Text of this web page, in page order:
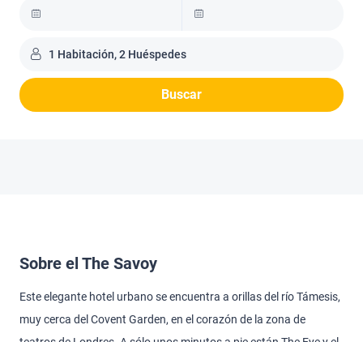
1 Habitación, 2 Huéspedes
Buscar
Sobre el The Savoy
Este elegante hotel urbano se encuentra a orillas del río Támesis,
muy cerca del Covent Garden, en el corazón de la zona de